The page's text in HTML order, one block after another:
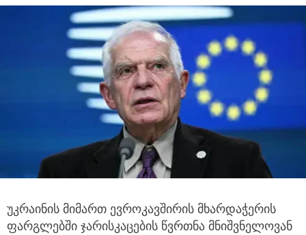
უკრაინის მიმართ ევროკავშირის მხარდაჭერის
ფარგლებში ჯარისკაცების წვრთნა მნიშვნელოვან